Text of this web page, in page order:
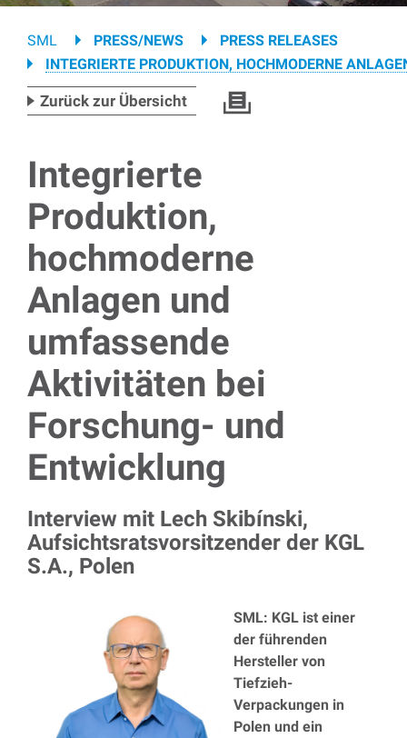
Breadcrumb
SML PRESS/NEWS
PRESS RELEASES
INTEGRIERTE PRODUKTION, HOCHMODERNE
Zurück zur Übersicht
Integrierte
Produktion,
hochmoderne
Anlagen und
umfassende
Aktivitäten bei
Forschung- und
Entwicklung
Interview mit Lech Skibínski,
Aufsichtsratsvorsitzender der KGL
S.A., Polen
SML: KGL ist einer
der führenden
Hersteller von
Tiefzieh-
Verpackungen in
Polen und ein